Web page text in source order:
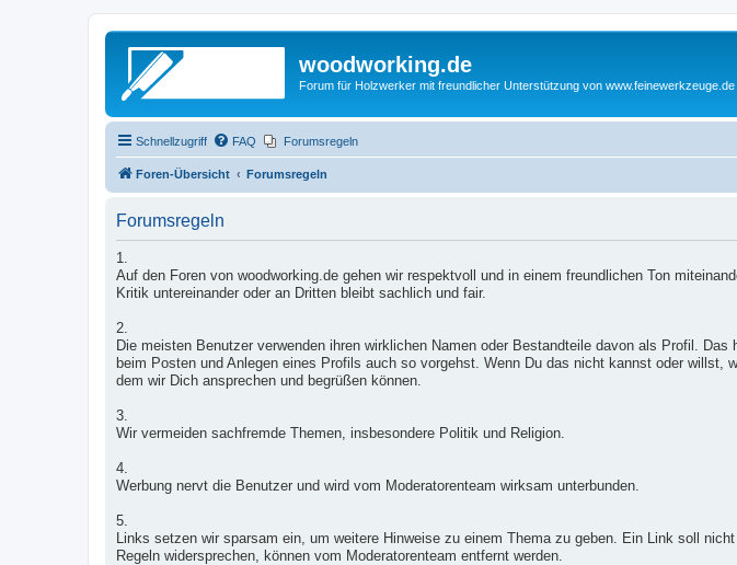
woodworking.de
Forum für Holzwerker mit freundlicher Unterstützung von www.feinewerkzeuge.de
Schnellzugriff FAQ Forumsregeln
Foren-Übersicht Forumsregeln
Forumsregeln
1.
Auf den Foren von woodworking.de gehen wir respektvoll und in einem freundlichen Ton
Kritik untereinander oder an Dritten bleibt sachlich und fair.
2.
Die meisten Benutzer verwenden ihren wirklichen Namen oder Bestandteile davon als Profil.
beim Posten und Anlegen eines Profils auch so vorgehst. Wenn Du das nicht kannst oder
dem wir Dich ansprechen und begrüßen können.
3.
Wir vermeiden sachfremde Themen, insbesondere Politik und Religion.
4.
Werbung nervt die Benutzer und wird vom Moderatorenteam wirksam unterbunden.
5.
Links setzen wir sparsam ein, um weitere Hinweise zu einem Thema zu geben. Ein Link soll
Regeln widersprechen, können vom Moderatorenteam entfernt werden.